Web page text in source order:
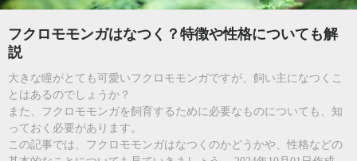
フクロモモンガはなつく？特徴や性格についても解
説
大きな瞳がとても可愛いフクロモモンガですが、飼い主になつくこ
とはあるのでしょうか？
また、フクロモモンガを飼育するために必要なものについても、知
っておく必要があります。
この記事では、フクロモモンガはなつくのかどうかや、性格などの